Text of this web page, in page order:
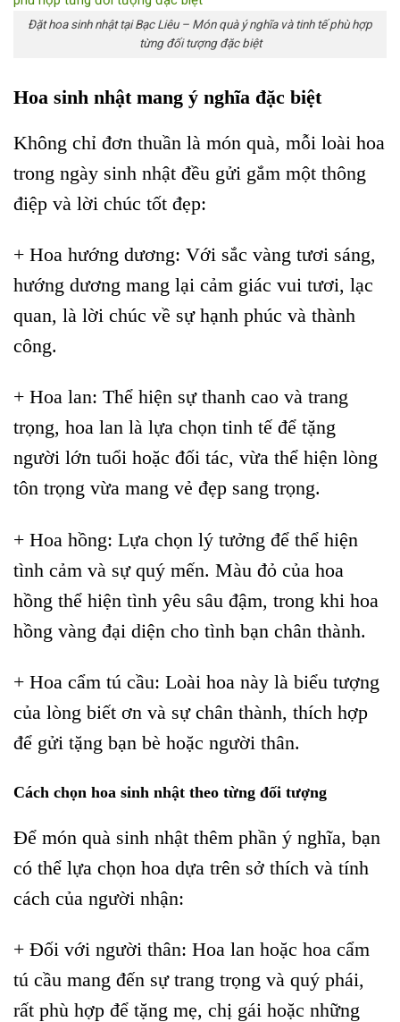
Đặt hoa sinh nhật tại Bạc Liêu – Món quà ý nghĩa và tinh tế phù hợp
từng đối tượng đặc biệt
Hoa sinh nhật mang ý nghĩa đặc biệt
Không chỉ đơn thuần là món quà, mỗi loài hoa
trong ngày sinh nhật đều gửi gắm một thông
điệp và lời chúc tốt đẹp:
+ Hoa hướng dương: Với sắc vàng tươi sáng,
hướng dương mang lại cảm giác vui tươi, lạc
quan, là lời chúc về sự hạnh phúc và thành
công.
+ Hoa lan: Thể hiện sự thanh cao và trang
trọng, hoa lan là lựa chọn tinh tế để tặng
người lớn tuổi hoặc đối tác, vừa thể hiện lòng
tôn trọng vừa mang vẻ đẹp sang trọng.
+ Hoa hồng: Lựa chọn lý tưởng để thể hiện
tình cảm và sự quý mến. Màu đỏ của hoa
hồng thể hiện tình yêu sâu đậm, trong khi hoa
hồng vàng đại diện cho tình bạn chân thành.
+ Hoa cẩm tú cầu: Loài hoa này là biểu tượng
của lòng biết ơn và sự chân thành, thích hợp
để gửi tặng bạn bè hoặc người thân.
Cách chọn hoa sinh nhật theo từng đối tượng
Để món quà sinh nhật thêm phần ý nghĩa, bạn
có thể lựa chọn hoa dựa trên sở thích và tính
cách của người nhận:
+ Đối với người thân: Hoa lan hoặc hoa cẩm
tú cầu mang đến sự trang trọng và quý phái,
rất phù hợp để tặng mẹ, chị gái hoặc những